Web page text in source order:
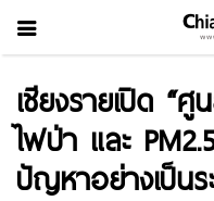
เชียงรายเปิด “
ไฟป่า และ
ปัญหาอย่างเป็นร